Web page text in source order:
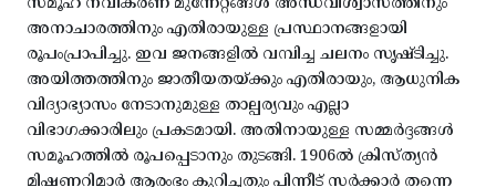
അനാചാരത്തിനും എതിരായുള്ള പ്രസ്ഥാനങ്ങളായി
രൂപംപ്രാപിച്ചു. ഇവ ജനങ്ങളിൽ വമ്പിച്ച ചലനം സൃഷ്ടിച്ചു.
അയിത്തത്തിനും ജാതീയതയ്ക്കും എതിരായും, ആധുനിക
വിദ്യാഭ്യാസം നേടാനുമുള്ള താല്പര്യവും എല്ലാ
വിഭാഗക്കാരിലും പ്രകടമായി. അതിനായുള്ള സമ്മർദ്ദങ്ങൾ
സമൂഹത്തിൽ രൂപപ്പെടാനും തുടങ്ങി. 1906ൽ ക്രിസ്ത്യൻ
മിഷണറിമാർ ആരംഭം കുറിച്ചതും പിന്നീട് സർക്കാർ തന്നെ